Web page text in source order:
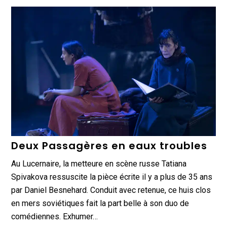
Deux Passagères en eaux troubles
Au Lucernaire, la metteure en scène russe Tatiana
Spivakova ressuscite la pièce écrite il y a plus de 35 ans
par Daniel Besnehard. Conduit avec retenue, ce huis clos
en mers soviétiques fait la part belle à son duo de
comédiennes. Exhumer…